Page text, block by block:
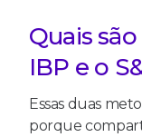
Quais
IBP e o
Essas duas
porque